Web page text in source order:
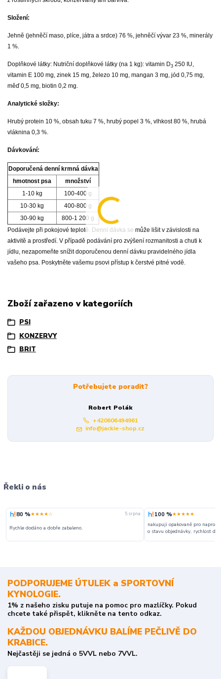
Složení:
Jehně (jehněčí maso, plíce, játra a srdce) 76 %, jehněčí vývar 23 %, minerály
1 %.
Doplňkové látky: Nutriční doplňkové látky (na 1 kg): vitamin D3 250 IU,
vitamin E 100 mg, zinek 15 mg, železo 10 mg, mangan 3 mg, jód 0,75 mg,
měď 0,5 mg, biotin 0,2 mg.
Analytické složky:
Hrubý protein 10 %, obsah tuku 7 %, hrubý popel 3 %, vlhkost 80 %, hrubá
vláknina 0,3 %.
Dávkování:
Doporučená denní krmná dávka
hmotnost psa
množství
1-10 kg
100-400 g
10-30 kg
400-800 g
30-90 kg
800-1 200 g
Podávejte při pokojové teplotě. Denní dávka se může lišit v závislosti na
aktivitě a prostředí. V případě podávání pro zvýšení rozmanitosti a chuti k
jídlu, nezapomeňte snížit doporučenou denní dávku pravidelného jídla
vašeho psa. Poskytněte vašemu psovi přístup k čerstvé pitné vodě.
Zboží zařazeno v kategoriích
PSI
KONZERVY
BRIT
Potřebujete poradit?
Robert Polák
+420606494961
info@jackie-shop.cz
Řekli o nás
80 %★★★★☆ 5. srpna
Rychle dodáno a dobře zabaleno.
100 %★★★★★
nakupuji opakovaně pro
o stavu objednávky, rychlost
PODPORUJEME ÚTULEK a SPORTOVNÍ
KYNOLOGIE.
1% z našeho zisku putuje na pomoc pro mazlíčky. Pokud
chcete také přispět, klikněte na tento odkaz.
KAŽDOU OBJEDNÁVKU BALÍME PEČLIVĚ DO
KRABICE.
Nejčastěji se jedná o 5VVL nebo 7VVL.